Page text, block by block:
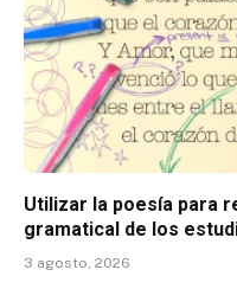
Utilizar la poesía para
gramatical de los
3 agosto, 2026